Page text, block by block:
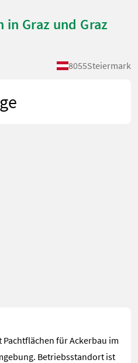
in Graz und Graz
8055Steiermark
für Ackerbau im
Betriebsstandort ist